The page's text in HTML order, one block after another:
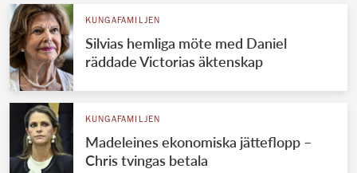
KUNGAFAMILJEN
Silvias hemliga möte med Daniel
räddade Victorias äktenskap
KUNGAFAMILJEN
Madeleines ekonomiska jätteflopp –
Chris tvingas betala